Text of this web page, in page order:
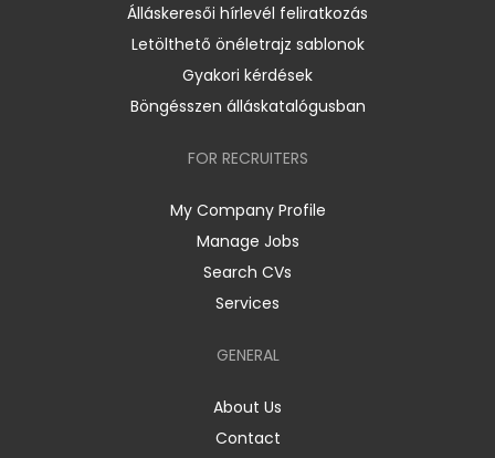
Álláskeresői hírlevél feliratkozás
Letölthető önéletrajz sablonok
Gyakori kérdések
Böngésszen álláskatalógusban
FOR RECRUITERS
My Company Profile
Manage Jobs
Search CVs
Services
GENERAL
About Us
Contact